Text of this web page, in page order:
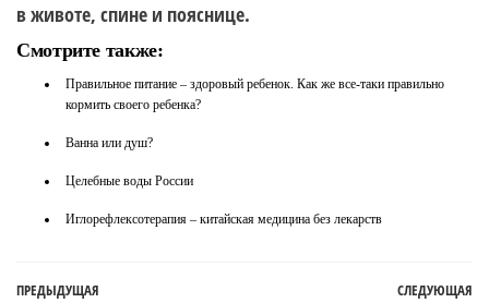
в животе, спине и пояснице.
Смотрите также:
Правильное питание – здоровый ребенок. Как же все-таки правильно
кормить своего ребенка?
Ванна или душ?
Целебные воды России
Иглорефлексотерапия – китайская медицина без лекарств
Предыдущая
ПРЕДЫДУЩАЯ СЛЕДУЮЩАЯ